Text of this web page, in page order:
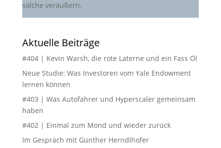
solche veräußern.
Aktuelle Beiträge
#404 | Kevin Warsh, die rote Laterne und ein Fass Öl
Neue Studie: Was Investoren vom Yale Endowment
lernen können
#403 | Was Autofahrer und Hyperscaler gemeinsam
haben
#402 | Einmal zum Mond und wieder zurück
Im Gespräch mit Günther Herndlhofer